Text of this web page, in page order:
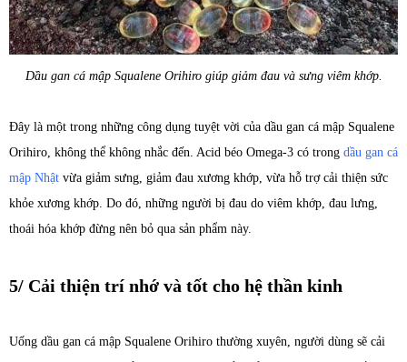
Dầu gan cá mập Squalene Orihiro giúp giảm đau và sưng viêm khớp.
Đây là một trong những công dụng tuyệt vời của dầu gan cá mập Squalene
Orihiro, không thể không nhắc đến. Acid béo Omega-3 có trong dầu gan cá
mập Nhật vừa giảm sưng, giảm đau xương khớp, vừa hỗ trợ cải thiện sức
khỏe xương khớp. Do đó, những người bị đau do viêm khớp, đau lưng,
thoái hóa khớp đừng nên bỏ qua sản phẩm này.
5/ Cải thiện trí nhớ và tốt cho hệ thần kinh
Uống dầu gan cá mập Squalene Orihiro thường xuyên, người dùng sẽ cải